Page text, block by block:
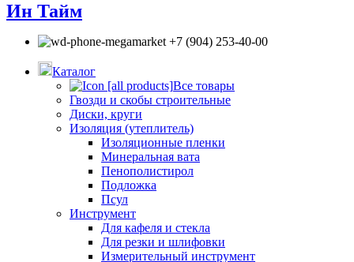
Ин Тайм
+7 (904) 253-40-00
Каталог
Все товары
Гвозди и скобы строительные
Диски, круги
Изоляция (утеплитель)
Изоляционные пленки
Минеральная вата
Пенополистирол
Подложка
Псул
Инструмент
Для кафеля и стекла
Для резки и шлифовки
Измерительный инструмент